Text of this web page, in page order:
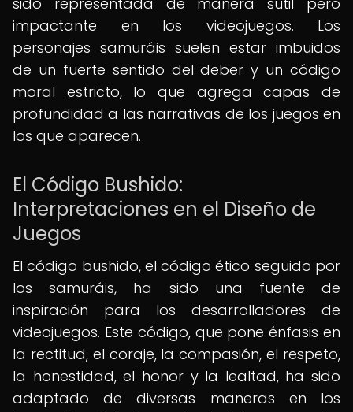
impactante en los videojuegos. Los
personajes samuráis suelen estar imbuidos
de un fuerte sentido del deber y un código
moral estricto, lo que agrega capas de
profundidad a las narrativas de los juegos en
los que aparecen.
El Código Bushido:
Interpretaciones en el Diseño de
Juegos
El código bushido, el código ético seguido por
los samuráis, ha sido una fuente de
inspiración para los desarrolladores de
videojuegos. Este código, que pone énfasis en
la rectitud, el coraje, la compasión, el respeto,
la honestidad, el honor y la lealtad, ha sido
adaptado de diversas maneras en los